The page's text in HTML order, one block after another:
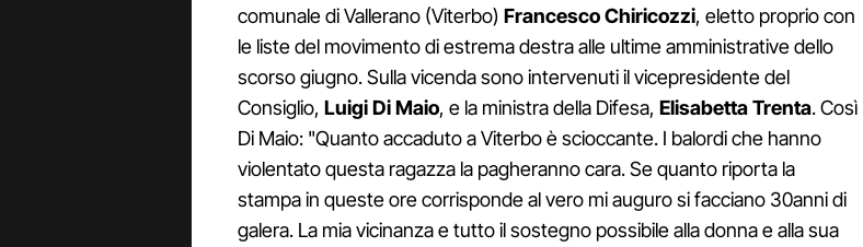
comunale di Vallerano (Viterbo) Francesco Chiricozzi, eletto proprio con
le liste del movimento di estrema destra alle ultime amministrative dello
scorso giugno. Sulla vicenda sono intervenuti il vicepresidente del
Consiglio, Luigi Di Maio, e la ministra della Difesa, Elisabetta Trenta. Così
Di Maio: "Quanto accaduto a Viterbo è scioccante. I balordi che hanno
violentato questa ragazza la pagheranno cara. Se quanto riporta la
stampa in queste ore corrisponde al vero mi auguro si facciano 30anni di
galera. La mia vicinanza e tutto il sostegno possibile alla donna e alla sua